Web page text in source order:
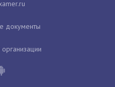
документы